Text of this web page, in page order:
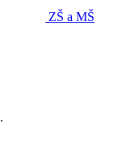
ZŠ a MŠ